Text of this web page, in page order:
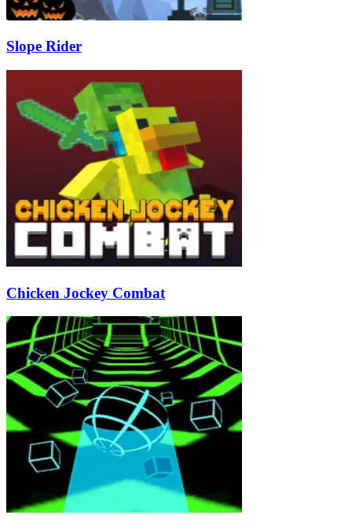
Slope Rider
Chicken Jockey Combat